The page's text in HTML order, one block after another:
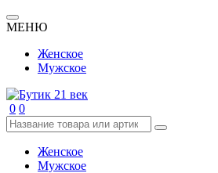
МЕНЮ
Женское
Мужское
0 0
Женское
Мужское